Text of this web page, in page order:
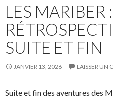
LES MARIBER :
SUITE ET FIN
JANVIER 13, 2026 LAISSER UN
Suite et fin des aventures des